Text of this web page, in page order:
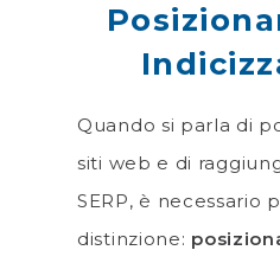
Quando si parla di
siti web e di
SERP, è necessario
distinzione: